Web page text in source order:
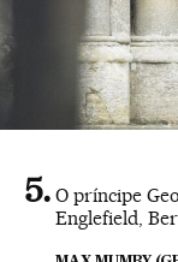
O príncipe
Englefield,